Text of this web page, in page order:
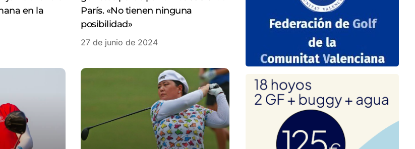
en la
París. «No tienen ninguna
posibilidad»
27 de junio de 2024